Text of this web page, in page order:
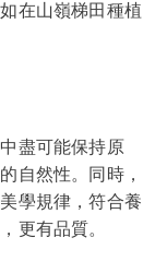
在山嶺梯田種植
盡可能保持原
自然性。同時，
學規律，符合養
更有品質。